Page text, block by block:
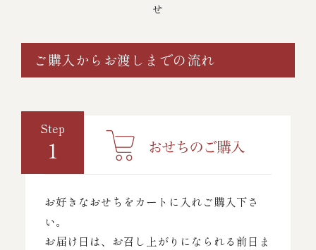
せ
ご購入からお渡しまでの流れ
Step
1
お好きなおせちをカートに入れご購入下さ
い。
お届け日は、お召し上がりになられる前日ま